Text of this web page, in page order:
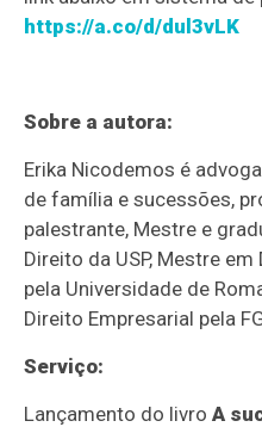
https://a.co/d/dul3vLK
Sobre a autora:
Erika Nicodemos é
de família e sucessões,
palestrante, Mestre e
Direito da USP, Mestre
pela Universidade de
Direito Empresarial pela
Serviço:
Lançamento do livroA